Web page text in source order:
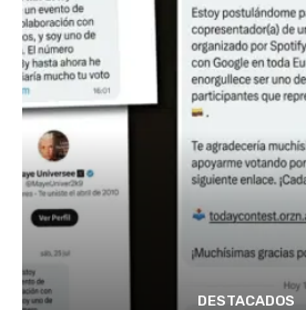
DESTACADOS